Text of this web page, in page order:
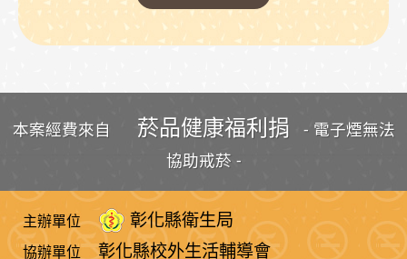
本案經費來自 菸品健康福利捐 - 電子煙無法
協助戒菸 -
主辦單位 彰化縣衛生局
協辦單位 彰化縣校外生活輔導會